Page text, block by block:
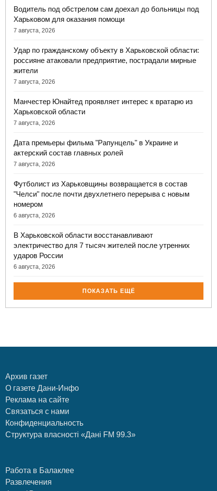
Водитель под обстрелом сам доехал до больницы под
Харьковом для оказания помощи
7 августа, 2026
Удар по гражданскому объекту в Харьковской области:
россияне атаковали предприятие, пострадали мирные
жители
7 августа, 2026
Манчестер Юнайтед проявляет интерес к вратарю из
Харьковской области
7 августа, 2026
Дата премьеры фильма "Рапунцель" в Украине и
актерский состав главных ролей
7 августа, 2026
Футболист из Харьковщины возвращается в состав
"Челси" после почти двухлетнего перерыва с новым
номером
6 августа, 2026
В Харьковской области восстанавливают
электричество для 7 тысяч жителей после утренних
ударов России
6 августа, 2026
ПОКАЗАТЬ ЕЩЁ
Архив газет
О газете Дани-Инфо
Реклама на сайте
Связаться с нами
Конфиденциальность
Структура власності «Дані FM 99.3»
Работа в Балаклее
Развлечения